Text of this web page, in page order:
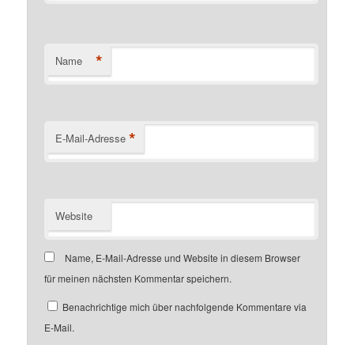
Name *
E-Mail-Adresse *
Website
Name, E-Mail-Adresse und Website in diesem Browser
für meinen nächsten Kommentar speichern.
Benachrichtige mich über nachfolgende Kommentare via
E-Mail.